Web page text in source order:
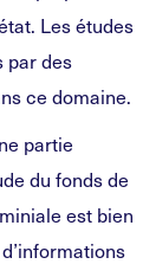
Les études
par des
ce domaine.
partie
du fonds de
est bien